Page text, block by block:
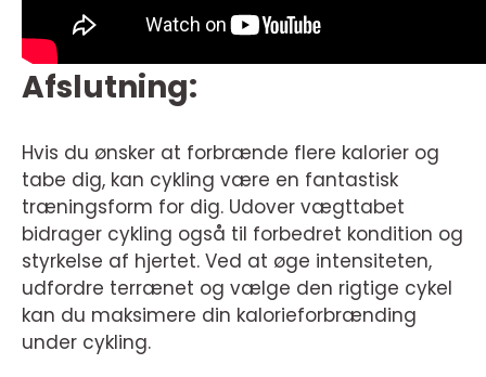
Afslutning:
Hvis du ønsker at forbrænde flere kalorier og
tabe dig, kan cykling være en fantastisk
træningsform for dig. Udover vægttabet
bidrager cykling også til forbedret kondition og
styrkelse af hjertet. Ved at øge intensiteten,
udfordre terrænet og vælge den rigtige cykel
kan du maksimere din kalorieforbrænding
under cykling.